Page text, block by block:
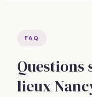
FAQ
Questions
lieux